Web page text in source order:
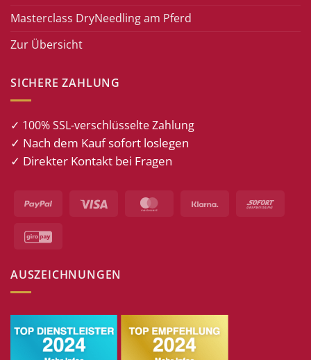
Masterclass DryNeedling am Pferd
Zur Übersicht
SICHERE ZAHLUNG
✓ 100% SSL-verschlüsselte Zahlung
✓ Nach dem Kauf sofort loslegen
✓ Direkter Kontakt bei Fragen
PayPal MasterCard Klarna Sofort
GiroPay
AUSZEICHNUNGEN